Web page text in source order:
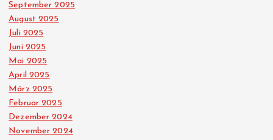
September 2025
August 2025
Juli 2025
Juni 2025
Mai 2025
April 2025
März 2025
Februar 2025
Dezember 2024
November 2024